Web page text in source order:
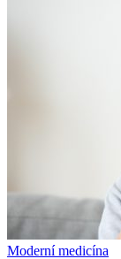
Moderní medicína